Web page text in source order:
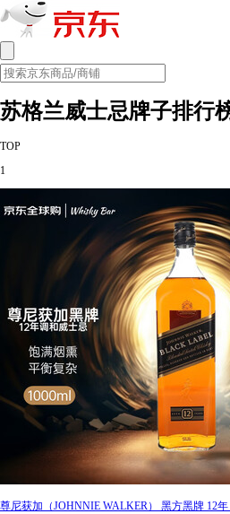
苏格兰威士忌牌子排行
TOP
1
尊尼获加（JOHNNIE WALKER） 黑方黑牌 12